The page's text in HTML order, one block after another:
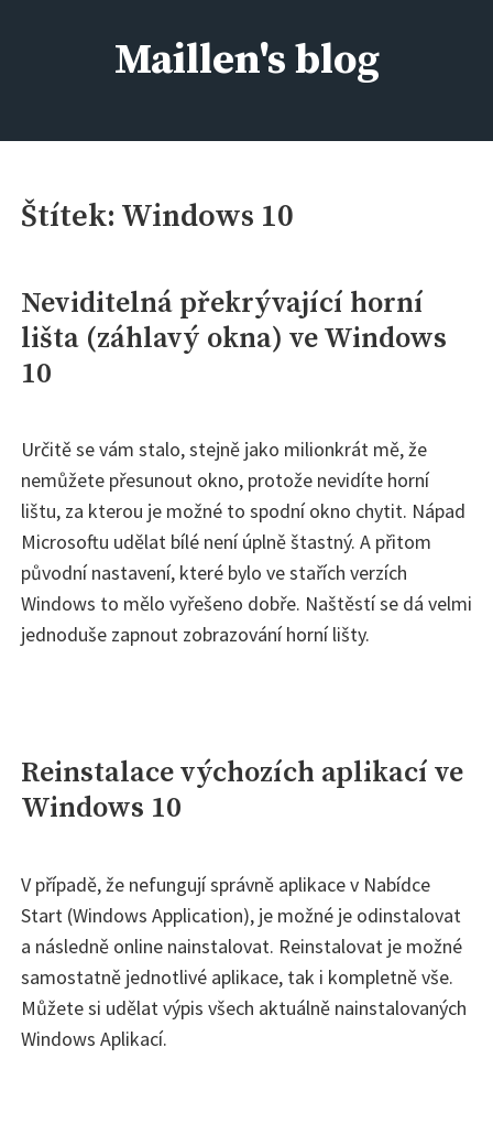
Maillen's blog
Štítek: Windows 10
Neviditelná překrývající horní
lišta (záhlavý okna) ve Windows
10
Určitě se vám stalo, stejně jako milionkrát mě, že
nemůžete přesunout okno, protože nevidíte horní
lištu, za kterou je možné to spodní okno chytit. Nápad
Microsoftu udělat bílé není úplně štastný. A přitom
původní nastavení, které bylo ve stařích verzích
Windows to mělo vyřešeno dobře. Naštěstí se dá velmi
jednoduše zapnout zobrazování horní lišty.
Reinstalace výchozích aplikací ve
Windows 10
V případě, že nefungují správně aplikace v Nabídce
Start (Windows Application), je možné je odinstalovat
a následně online nainstalovat. Reinstalovat je možné
samostatně jednotlivé aplikace, tak i kompletně vše.
Můžete si udělat výpis všech aktuálně nainstalovaných
Windows Aplikací.